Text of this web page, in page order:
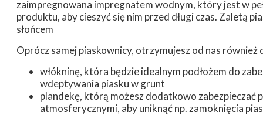
zaimpregnowana impregnatem wodnym, który jest w
produktu, aby cieszyć się nim przed długi czas. Zaletą
słońcem
Oprócz samej piaskownicy, otrzymujesz od nas
włókninę, która będzie idealnym podłożem do
wdeptywania piasku w grunt
plandekę, którą możesz dodatkowo
atmosferycznymi, aby uniknąć np. zamoknięcia